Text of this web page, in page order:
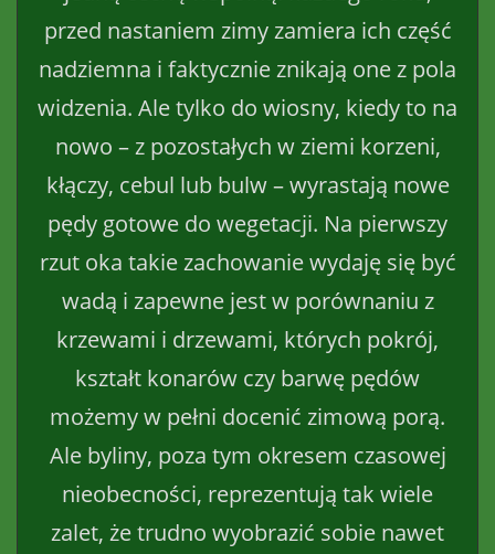
przed nastaniem zimy zamiera ich część
nadziemna i faktycznie znikają one z pola
widzenia. Ale tylko do wiosny, kiedy to na
nowo – z pozostałych w ziemi korzeni,
kłączy, cebul lub bulw – wyrastają nowe
pędy gotowe do wegetacji. Na pierwszy
rzut oka takie zachowanie wydaję się być
wadą i zapewne jest w porównaniu z
krzewami i drzewami, których pokrój,
kształt konarów czy barwę pędów
możemy w pełni docenić zimową porą.
Ale byliny, poza tym okresem czasowej
nieobecności, reprezentują tak wiele
zalet, że trudno wyobrazić sobie nawet